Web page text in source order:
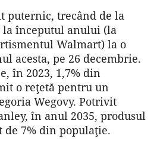
puternic, trecând de la
la începutul anului (la
Walmart) la o
acesta, pe 26 decembrie.
în 2023, 1,7% din
o reţetă pentru un
Wegovy. Potrivit
în anul 2035, produsul
7% din populaţie.